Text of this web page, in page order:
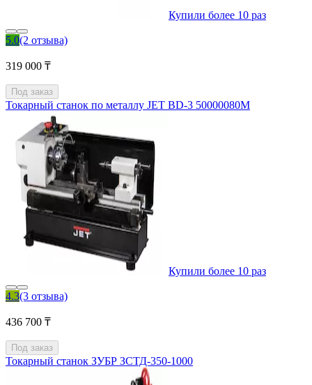
Купили более 10 раз
5.0(2 отзыва)
319 000 ₸
Под заказ
Токарный станок по металлу JET BD-3 50000080M
Купили более 10 раз
4.3(3 отзыва)
436 700 ₸
Под заказ
Токарный станок ЗУБР ЗСТД-350-1000